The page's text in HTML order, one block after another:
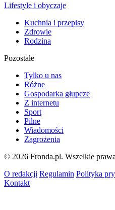
Lifestyle i obyczaje
Kuchnia i przepisy
Zdrowie
Rodzina
Pozostałe
Tylko u nas
Różne
Gospodarka głupcze
Z internetu
Sport
Pilne
Wiadomości
Zagrożenia
© 2026 Fronda.pl. Wszelkie
O redakcji Regulamin Polityka
Kontakt